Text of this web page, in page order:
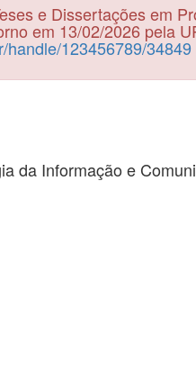
e Dissertações em
em 13/02/2026 pela
123456789/34849
da Informação e